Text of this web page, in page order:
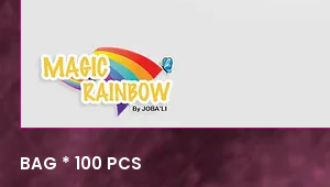
BAG * 100 PCS